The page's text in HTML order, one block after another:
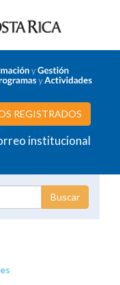
REGISTRADOS
institucional